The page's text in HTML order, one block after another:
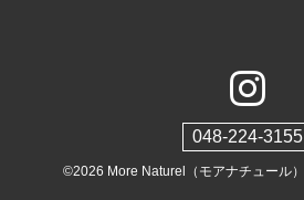
048-224-3155
©2026 More Naturel（モアナチュール）